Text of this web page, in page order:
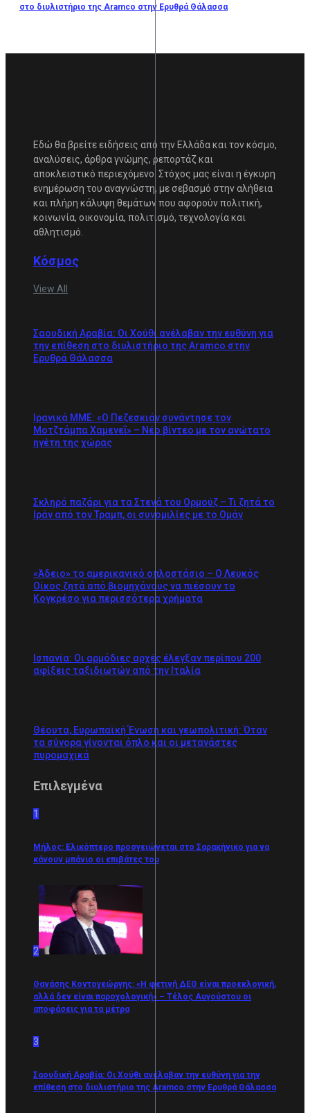
στο διυλιστήριο της Aramco στην Ερυθρά Θάλασσα
Εδώ θα βρείτε ειδήσεις από την Ελλάδα και τον κόσμο,
αναλύσεις, άρθρα γνώμης, ρεπορτάζ και
αποκλειστικό περιεχόμενο. Στόχος μας είναι η έγκυρη
ενημέρωση του αναγνώστη, με σεβασμό στην αλήθεια
και πλήρη κάλυψη θεμάτων που αφορούν πολιτική,
κοινωνία, οικονομία, πολιτισμό, τεχνολογία και
αθλητισμό.
Κόσμος
View All
Σαουδική Αραβία: Οι Χούθι ανέλαβαν την ευθύνη για
την επίθεση στο διυλιστήριο της Aramco στην
Ερυθρά Θάλασσα
Ιρανικά ΜΜΕ: «Ο Πεζεσκιάν συνάντησε τον
Μοτζτάμπα Χαμενεΐ» – Νέο βίντεο με τον ανώτατο
ηγέτη της χώρας
Σκληρό παζάρι για τα Στενά του Ορμούζ – Τι ζητά το
Ιράν από τον Τραμπ, οι συνομιλίες με το Ομάν
«Άδειο» το αμερικανικό οπλοστάσιο – Ο Λευκός
Οίκος ζητά από βιομηχάνους να πιέσουν το
Κογκρέσο για περισσότερα χρήματα
Ισπανία: Οι αρμόδιες αρχές έλεγξαν περίπου 200
αφίξεις ταξιδιωτών από την Ιταλία
Θέουτα, Ευρωπαϊκή Ένωση και γεωπολιτική: Όταν
τα σύνορα γίνονται όπλο και οι μετανάστες
πυρομαχικά
Επιλεγμένα
1
Μήλος: Ελικόπτερο προσγειώνεται στο Σαρακήνικο για να
κάνουν μπάνιο οι επιβάτες του
2
Θανάσης Κοντογεώργης: «Η φετινή ΔΕΘ είναι προεκλογική,
αλλά δεν είναι παροχολογική» – Τέλος Αυγούστου οι
αποφάσεις για τα μέτρα
3
Σαουδική Αραβία: Οι Χούθι ανέλαβαν την ευθύνη για την
επίθεση στο διυλιστήριο της Aramco στην Ερυθρά Θάλασσα